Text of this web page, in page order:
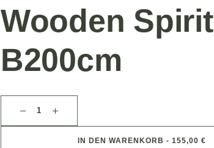
Wooden Spirit
B200cm
IN DEN WARENKORB - 155,00 €